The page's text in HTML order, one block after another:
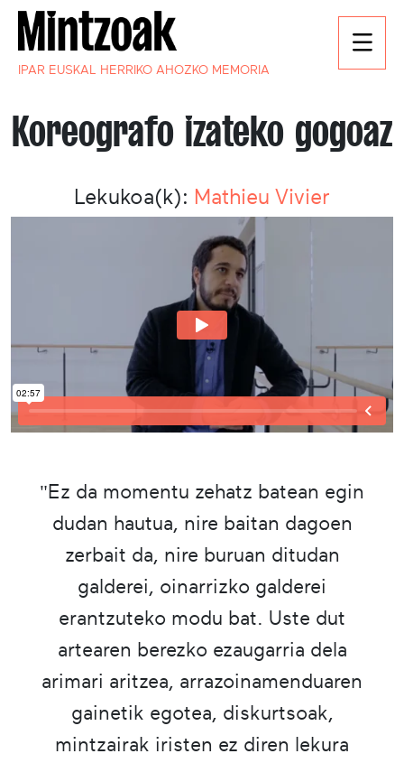
IPAR EUSKAL HERRIKO AHOZKO MEMORIA
Koreografo izateko gogoaz
Lekukoa(k): Mathieu Vivier
"Ez da momentu zehatz batean egin
dudan hautua, nire baitan dagoen
zerbait da, nire buruan ditudan
galderei, oinarrizko galderei
erantzuteko modu bat. Uste dut
artearen berezko ezaugarria dela
arimari aritzea, arrazoinamenduaren
gainetik egotea, diskurtsoak,
mintzairak iristen ez diren lekura